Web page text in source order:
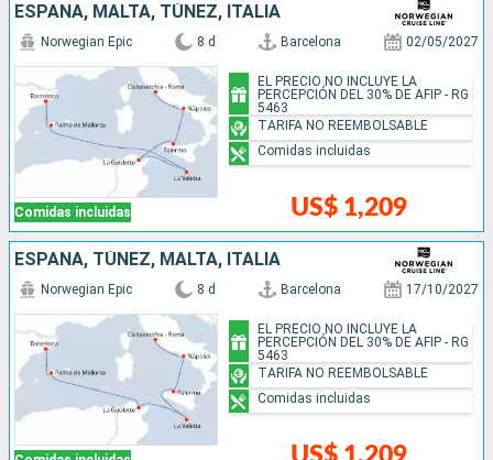
ESPAÑA, MALTA, TÚNEZ, ITALIA
Comidas incluidas
Norwegian Epic 8 d Barcelona 02/05/2027
US$ 1,209
EL PRECIO NO INCLUYE LA
PERCEPCIÓN DEL 30% DE AFIP - RG
5463
TARIFA NO REEMBOLSABLE
Comidas incluidas
ESPAÑA, TÚNEZ, MALTA, ITALIA
Norwegian Epic 8 d Barcelona 17/10/2027
EL PRECIO NO INCLUYE LA
PERCEPCIÓN DEL 30% DE AFIP - RG
5463
TARIFA NO REEMBOLSABLE
Comidas incluidas